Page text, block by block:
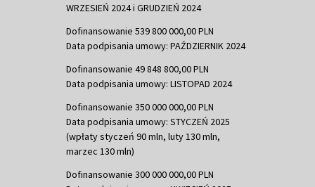
WRZESIEŃ 2024 i GRUDZIEŃ 2024
Dofinansowanie 539 800 000,00 PLN
Data podpisania umowy: PAŹDZIERNIK 2024
Dofinansowanie 49 848 800,00 PLN
Data podpisania umowy: LISTOPAD 2024
Dofinansowanie 350 000 000,00 PLN
Data podpisania umowy: STYCZEŃ 2025
(wpłaty styczeń 90 mln, luty 130 mln,
marzec 130 mln)
Dofinansowanie 300 000 000,00 PLN